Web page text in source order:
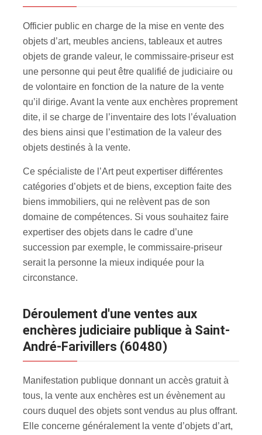
Officier public en charge de la mise en vente des
objets d’art, meubles anciens, tableaux et autres
objets de grande valeur, le commissaire-priseur est
une personne qui peut être qualifié de judiciaire ou
de volontaire en fonction de la nature de la vente
qu’il dirige. Avant la vente aux enchères proprement
dite, il se charge de l’inventaire des lots l’évaluation
des biens ainsi que l’estimation de la valeur des
objets destinés à la vente.
Ce spécialiste de l’Art peut expertiser différentes
catégories d’objets et de biens, exception faite des
biens immobiliers, qui ne relèvent pas de son
domaine de compétences. Si vous souhaitez faire
expertiser des objets dans le cadre d’une
succession par exemple, le commissaire-priseur
serait la personne la mieux indiquée pour la
circonstance.
Déroulement d'une ventes aux
enchères judiciaire publique à Saint-
André-Farivillers (60480)
Manifestation publique donnant un accès gratuit à
tous, la vente aux enchères est un évènement au
cours duquel des objets sont vendus au plus offrant.
Elle concerne généralement la vente d’objets d’art,